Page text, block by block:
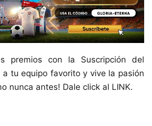
premios con la Suscripción del
a tu equipo favorito y vive la pasión
nunca antes! Dale click al LINK.